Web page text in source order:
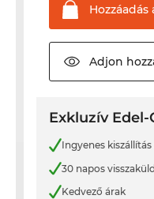
Hozzáadás
Adjon
Exkluzív
Ingyenes
30 napos
Kedvező árak